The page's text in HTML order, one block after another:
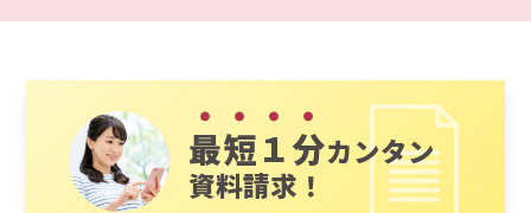
最短１分カンタン
資料請求！